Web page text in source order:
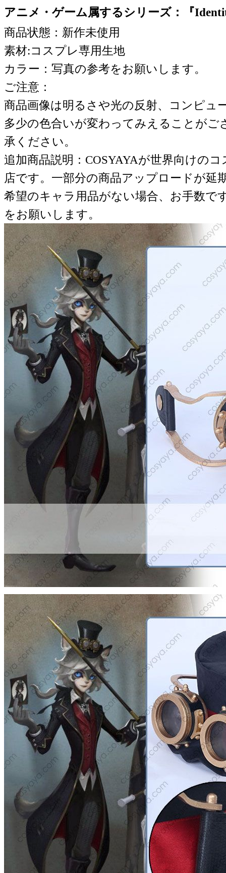
アニメ・ゲーム属するシリーズ：『
商品状態：新作未使用
素材:コスプレ専用生地
カラー：写真の参考をお願いします。
ご注意：
商品画像は明るさや光の反射、コンピュ
多少の色合いが変わってみえることが
承ください。
追加商品説明：COSYAYAが世界向けの
店です。一部分の商品アップロードが延
希望のキャラ用品がない場合、お手数で
をお願いします。